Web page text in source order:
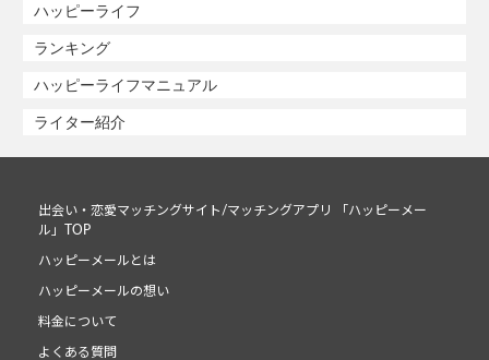
ハッピーライフ
ランキング
ハッピーライフマニュアル
ライター紹介
出会い・恋愛マッチングサイト/マッチングアプリ 「ハッピーメー
ル」TOP
ハッピーメールとは
ハッピーメールの想い
料金について
よくある質問